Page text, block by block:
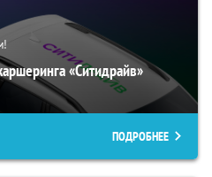
«Ситидрайв»
ПОДРОБНЕЕ